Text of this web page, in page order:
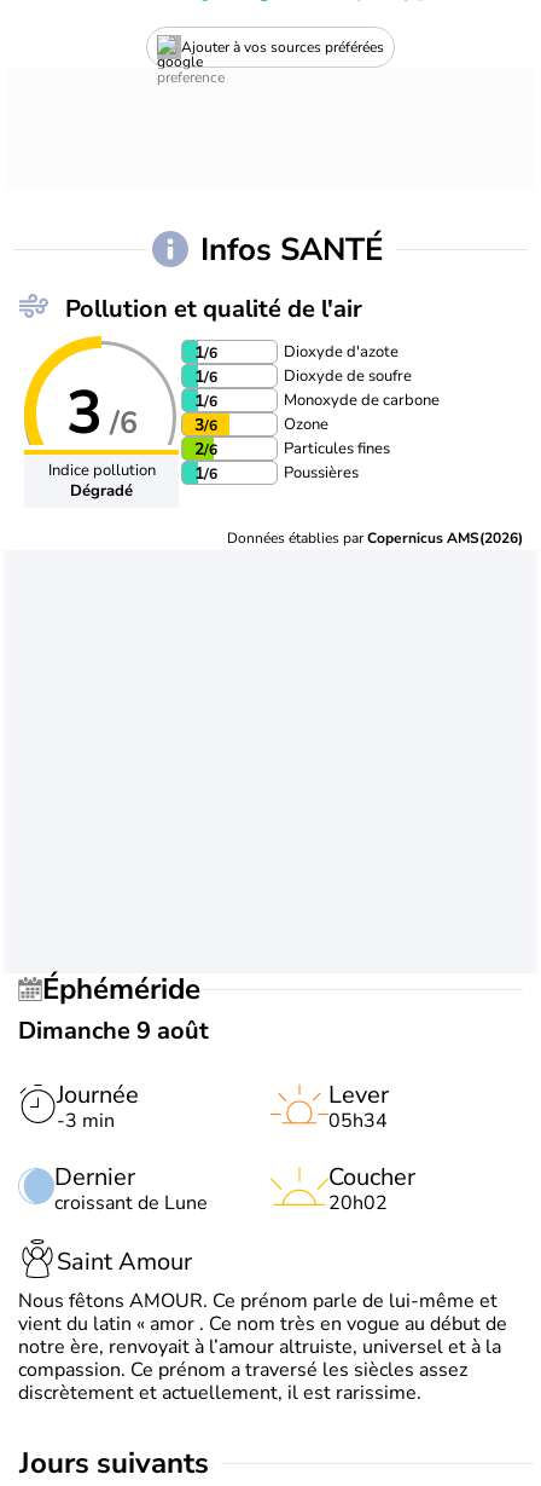
Ajouter à vos sources préférées
Infos SANTÉ
Pollution et qualité de l'air
3 /6
Indice pollution
Dégradé
1/6 Dioxyde d'azote
1/6 Dioxyde de soufre
1/6 Monoxyde de carbone
3/6 Ozone
2/6 Particules fines
1/6 Poussières
Données établies parCopernicus AMS(2026)
Éphéméride
Dimanche 9 août
Journée
-3 min
Dernier
croissant de Lune
Lever
05h34
Coucher
20h02
Saint Amour
Nous fêtons AMOUR. Ce prénom parle de lui-même et
vient du latin « amor . Ce nom très en vogue au début de
notre ère, renvoyait à l’amour altruiste, universel et à la
compassion. Ce prénom a traversé les siècles assez
discrètement et actuellement, il est rarissime.
jours suivants